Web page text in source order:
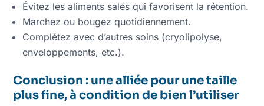
Évitez les aliments salés qui favorisent la rétention.
Marchez ou bougez quotidiennement.
Complétez avec d’autres soins (cryolipolyse,
enveloppements, etc.).
Conclusion : une alliée pour une taille
plus fine, à condition de bien l’utiliser